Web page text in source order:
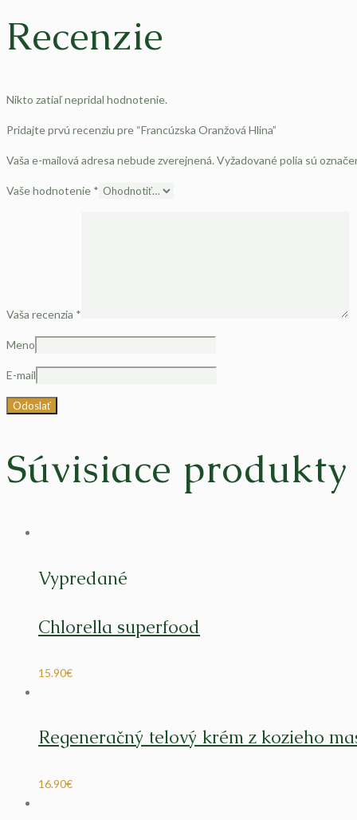
Recenzie
Nikto zatiaľ nepridal hodnotenie.
Pridajte prvú recenziu pre “Francúzska Oranžová Hlina”
Vaša e-mailová adresa nebude zverejnená. Vyžadované polia sú
Vaše hodnotenie *
Vaša recenzia *
Meno
E-mail
Súvisiace produkty
Vypredané
Chlorella superfood
15.90€
Regeneračný telový krém z kozieho
16.90€